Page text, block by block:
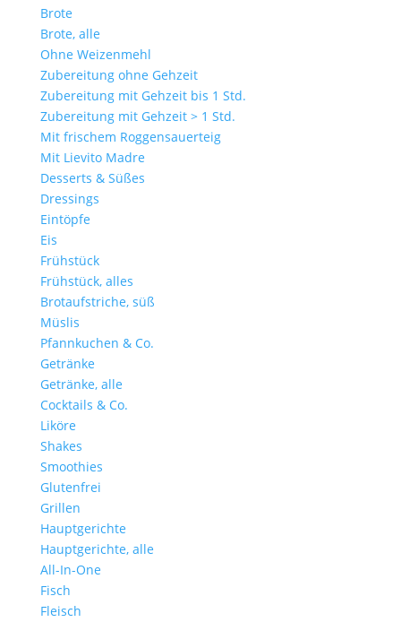
Brote
Brote, alle
Ohne Weizenmehl
Zubereitung ohne Gehzeit
Zubereitung mit Gehzeit bis 1 Std.
Zubereitung mit Gehzeit > 1 Std.
Mit frischem Roggensauerteig
Mit Lievito Madre
Desserts & Süßes
Dressings
Eintöpfe
Eis
Frühstück
Frühstück, alles
Brotaufstriche, süß
Müslis
Pfannkuchen & Co.
Getränke
Getränke, alle
Cocktails & Co.
Liköre
Shakes
Smoothies
Glutenfrei
Grillen
Hauptgerichte
Hauptgerichte, alle
All-In-One
Fisch
Fleisch